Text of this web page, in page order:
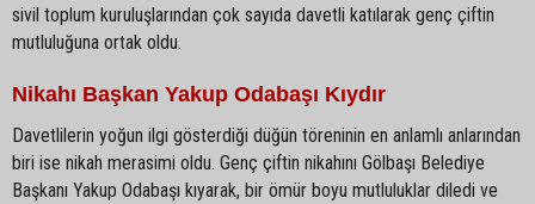
sivil toplum kuruluşlarından çok sayıda davetli katılarak genç çiftin
mutluluğuna ortak oldu.
Nikahı Başkan Yakup Odabaşı Kıydır
Davetlilerin yoğun ilgi gösterdiği düğün töreninin en anlamlı anlarından
biri ise nikah merasimi oldu. Genç çiftin nikahını Gölbaşı Belediye
Başkanı Yakup Odabaşı kıyarak, bir ömür boyu mutluluklar diledi ve